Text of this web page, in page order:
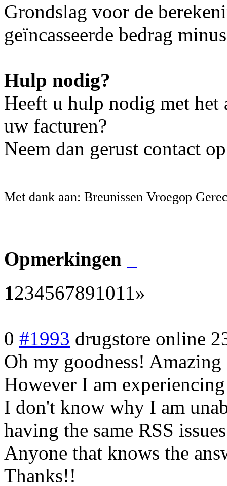
Grondslag voor de
geïncasseerde bedrag
Hulp nodig?
Heeft u hulp nodig met het
uw facturen?
Neem dan gerust contact
Met dank aan: Breunissen Vroegop
Opmerkingen
1234567891011 »
0 #1993 drugstore online
Oh my goodness!
However I am
I don't know why I am
having the same RSS
Anyone that knows the
Thanks!!